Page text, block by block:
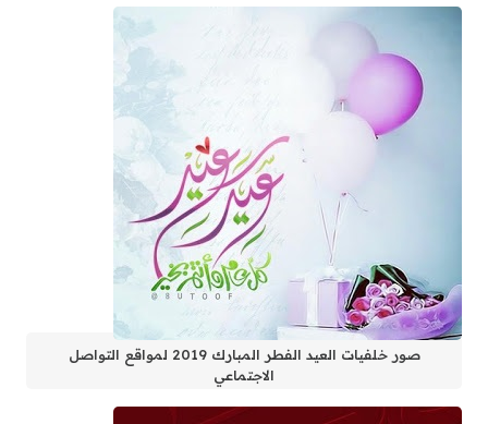
صور خلفيات العيد الفطر المبارك 2019 لمواقع التواصل
الاجتماعي